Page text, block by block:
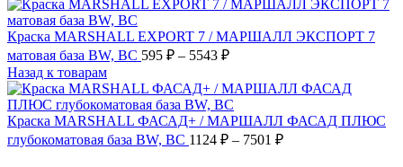
Краска MARSHALL EXPORT 7 / МАРШАЛЛ ЭКСПОРТ 7
матовая база BW, BC 595 ₽ – 5543 ₽Диапазон
595 ₽
–
5543 ₽
Назад к товарам
Краска MARSHALL ФАСАД+ / МАРШАЛЛ ФАСАД ПЛЮС
глубокоматовая база BW, BC 1124 ₽ – 7501 ₽Диапазон